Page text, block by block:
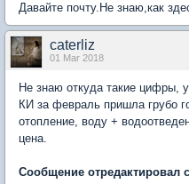
Давайте почту.Не знаю,как
caterliz
01 Mar 2018
Не знаю откуда такие цифры,
КИ за февраль пришла грубо
отопление, воду +
цена.
Сообщение отредактировал